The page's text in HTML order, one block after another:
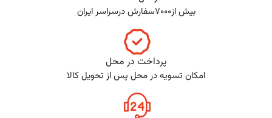
بیش از7000سفارش درسراسر ایران
پرداخت در محل
امکان تسویه در محل پس از تحویل کالا